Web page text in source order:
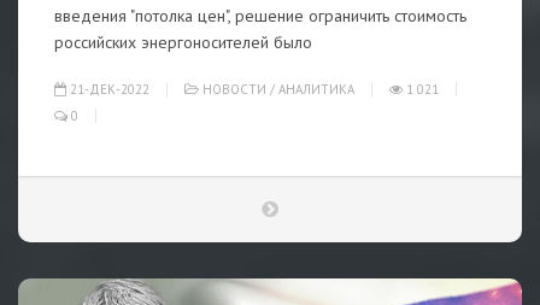
введения "потолка цен", решение ограничить стоимость
российских энергоносителей было
21-ДЕК-2022 НОВОСТИ / АНАЛИТИКА
1 021
0